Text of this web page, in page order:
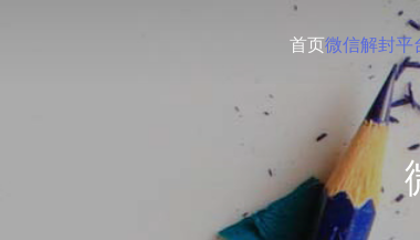
首页微信解封平